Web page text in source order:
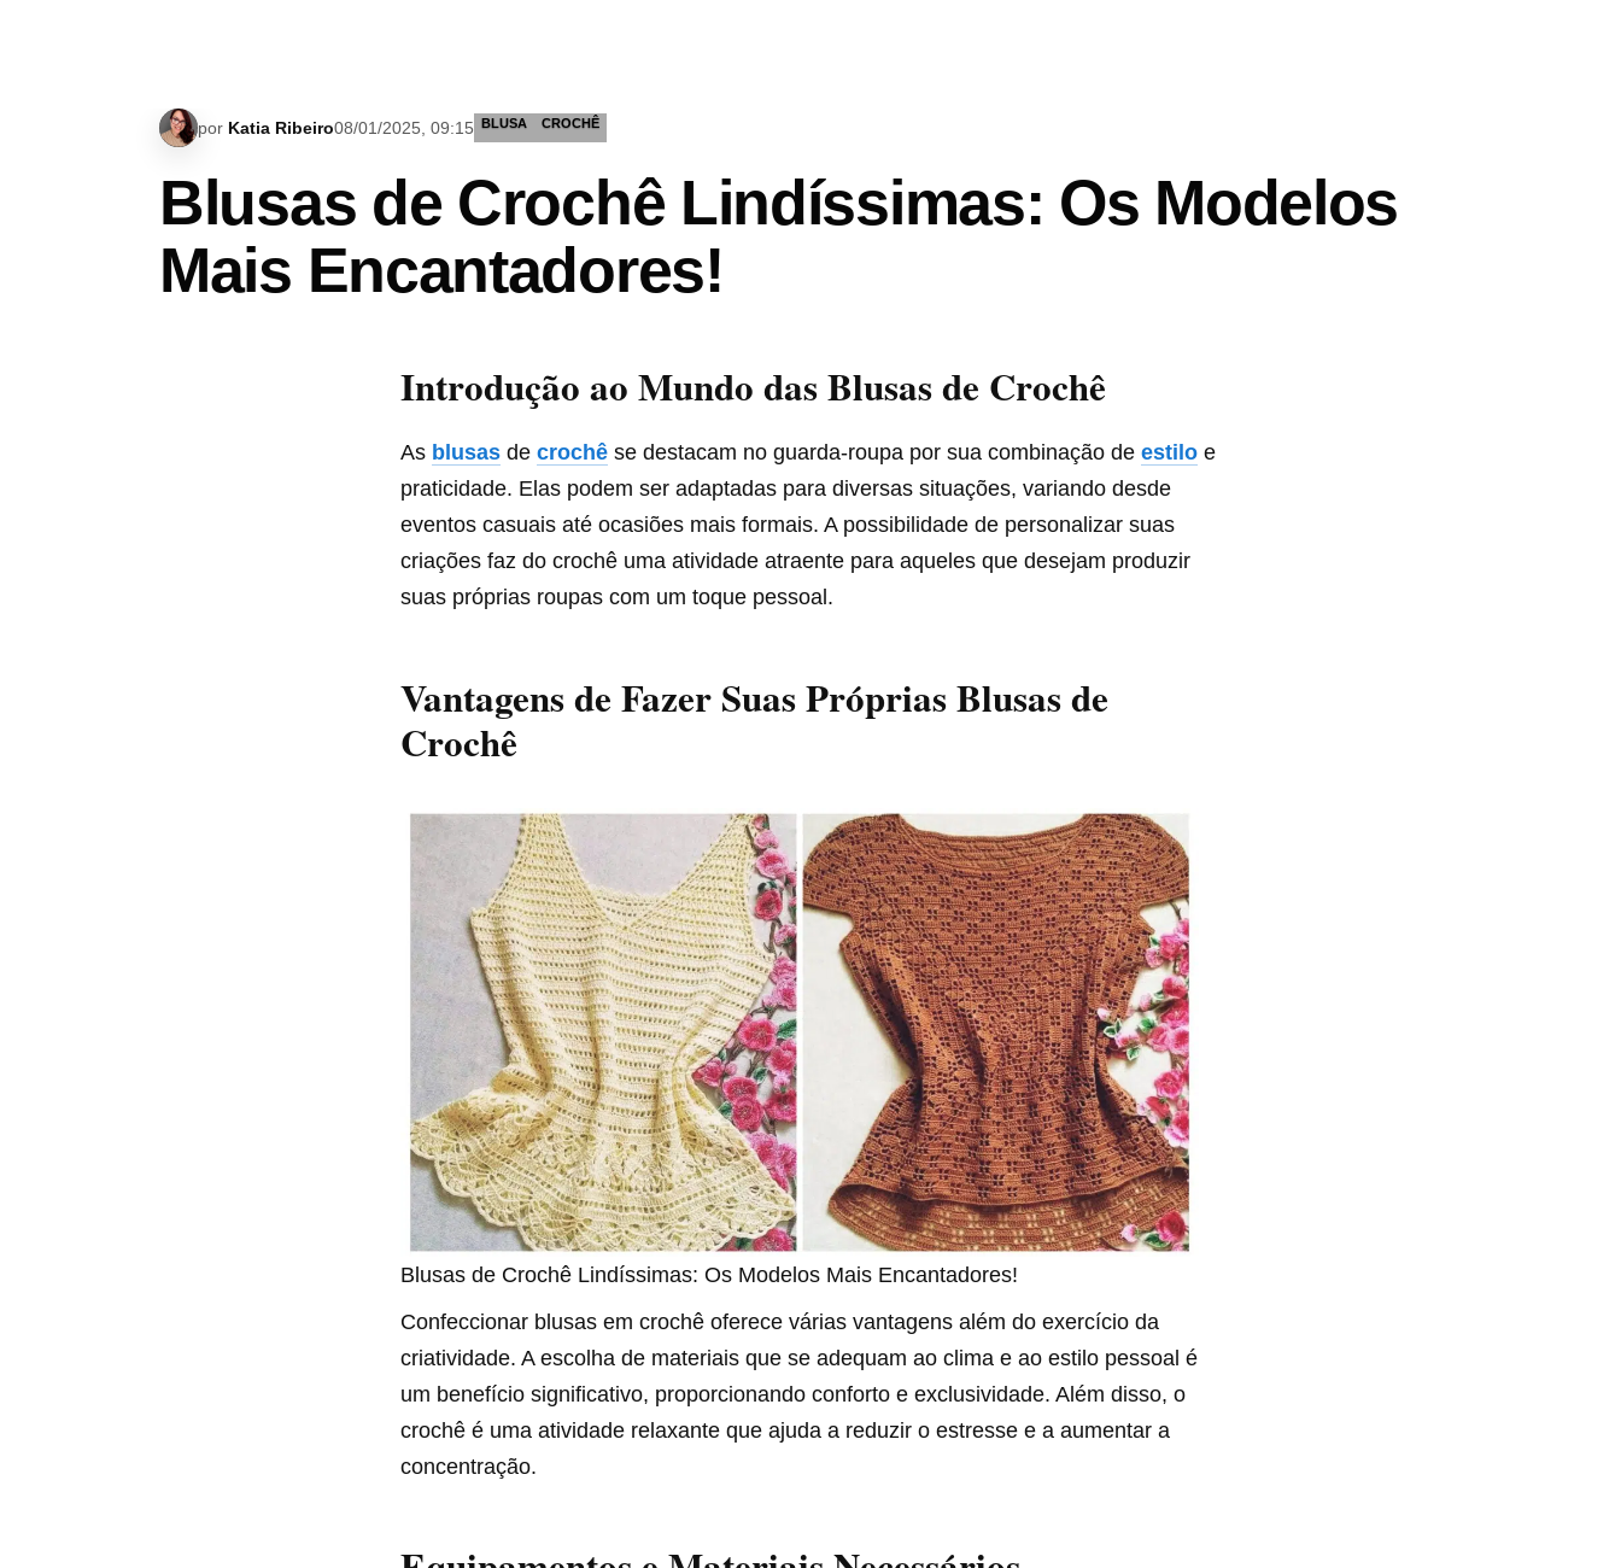
por Katia Ribeiro08/01/2025, 09:15 BLUSA CROCHÊ
Blusas de Crochê Lindíssimas: Os Modelos
Mais Encantadores!
Introdução ao Mundo das Blusas de Crochê
As blusas de crochê se destacam no guarda-roupa por sua combinação de estilo e
praticidade. Elas podem ser adaptadas para diversas situações, variando desde
eventos casuais até ocasiões mais formais. A possibilidade de personalizar suas
criações faz do crochê uma atividade atraente para aqueles que desejam produzir
suas próprias roupas com um toque pessoal.
Vantagens de Fazer Suas Próprias Blusas de
Crochê
Blusas de Crochê Lindíssimas: Os Modelos Mais Encantadores!
Confeccionar blusas em crochê oferece várias vantagens além do exercício da
criatividade. A escolha de materiais que se adequam ao clima e ao estilo pessoal é
um benefício significativo, proporcionando conforto e exclusividade. Além disso, o
crochê é uma atividade relaxante que ajuda a reduzir o estresse e a aumentar a
concentração.